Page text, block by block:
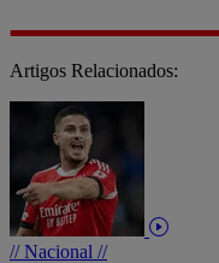
Artigos Relacionados:
// Nacional //